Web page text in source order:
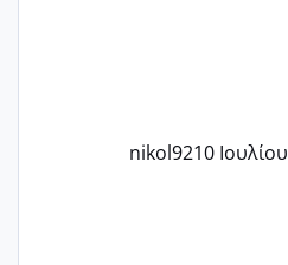
nikol9210 Ιουλίου